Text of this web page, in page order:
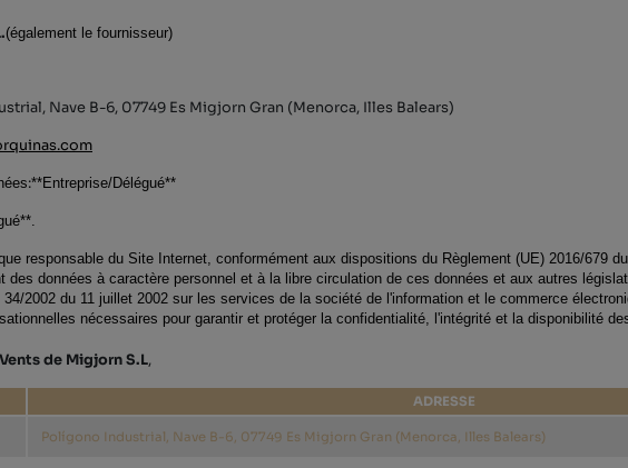
(également le fournisseur)
Nave B-6, 07749 Es Migjorn Gran (Menorca, Illes Balears)
:**Entreprise/Délégué**
responsable du Site Internet, conformément aux dispositions du Règlement (UE) 2016/679
des données à caractère personnel et à la libre circulation de ces données et aux autres
2002 du 11 juillet 2002 sur les services de la société de l'information et le commerce
nécessaires pour garantir et protéger la confidentialité, l'intégrité et la disponibilité
Vents de Migjorn S.L​​,
ADRESSE
Polígono Industrial, Nave B-6, 07749 Es Migjorn Gran (Menorca, Illes Balears)